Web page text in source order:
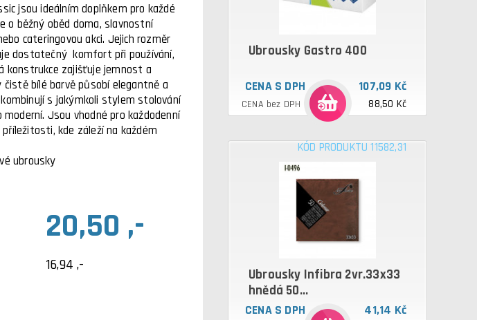
jsou ideálním doplňkem pro každé
o běžný oběd doma, slavnostní
cateringovou akci. Jejich rozměr
dostatečný komfort při používání,
konstrukce zajišťuje jemnost a
čistě bílé barvě působí elegantně a
s jakýmkoli stylem stolování
Jsou vhodné pro každodenní
kde záleží na každém
ubrousky
20,50 ,-
16,94 ,-
Ubrousky Gastro 400
CENA S DPH 107,09 Kč
CENA bez DPH 88,50 Kč
KÓD PRODUKTU 11582,31
Ubrousky Infibra 2vr.33x33
hnědá 50...
CENA S DPH 41,14 Kč